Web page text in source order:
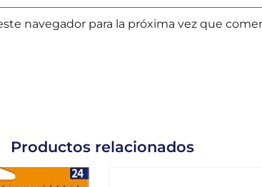
navegador para la próxima vez que
Productos relacionados